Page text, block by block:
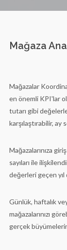
Mağaza
Mağazalar
en önemli KPI'lar
tutarı gibi
karşılaştırabilir, ay
Mağazalarınıza
sayıları ile
değerleri geçen yıl
Günlük, haftalık
mağazalarınızı
gerçek